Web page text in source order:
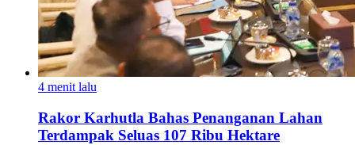
4 menit lalu
Rakor Karhutla Bahas Penanganan Lahan
Terdampak Seluas 107 Ribu Hektare